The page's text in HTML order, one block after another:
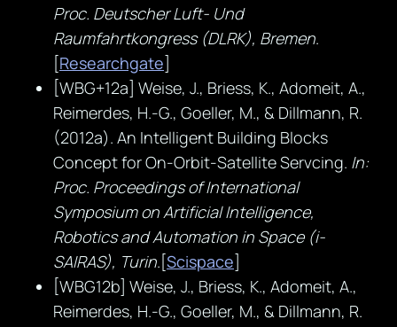
Proc. Deutscher Luft- Und
Raumfahrtkongress (DLRK), Bremen.
[Researchgate]
[WBG+12a] Weise, J., Briess, K., Adomeit, A.,
Reimerdes, H.-G., Goeller, M., & Dillmann, R.
(2012a). An Intelligent Building Blocks
Concept for On-Orbit-Satellite Servcing. In:
Proc. Proceedings of International
Symposium on Artificial Intelligence,
Robotics and Automation in Space (i-
SAIRAS), Turin.[Scispace]
[WBG12b] Weise, J., Briess, K., Adomeit, A.,
Reimerdes, H.-G., Goeller, M., & Dillmann, R.